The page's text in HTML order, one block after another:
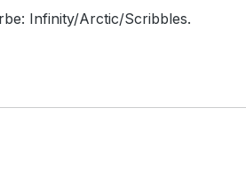
Infinity/Arctic/Scribbles.